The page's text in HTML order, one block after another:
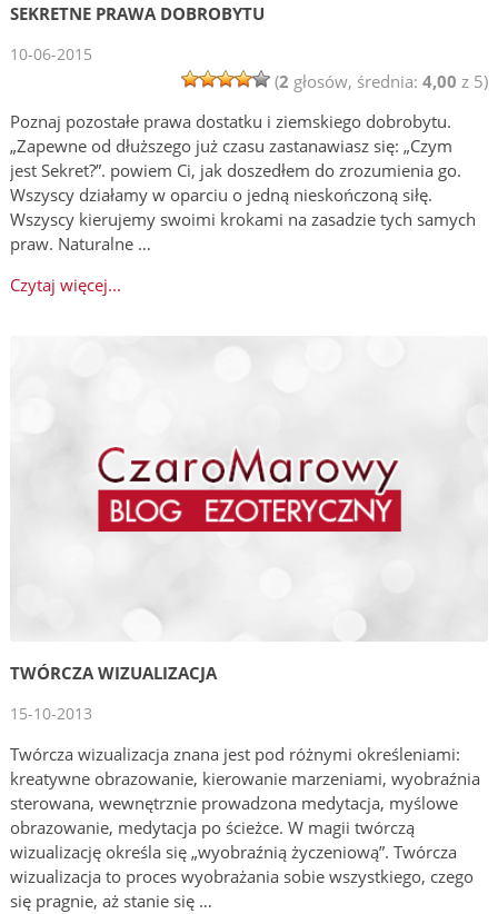
SEKRETNE PRAWA DOBROBYTU
10-06-2015
(2 głosów, średnia: 4,00 z 5)
Poznaj pozostałe prawa dostatku i ziemskiego dobrobytu.
„Zapewne od dłuższego już czasu zastanawiasz się: „Czym
jest Sekret?”. powiem Ci, jak doszedłem do zrozumienia go.
Wszyscy działamy w oparciu o jedną nieskończoną siłę.
Wszyscy kierujemy swoimi krokami na zasadzie tych samych
praw. Naturalne …
Czytaj więcej...
TWÓRCZA WIZUALIZACJA
15-10-2013
Twórcza wizualizacja znana jest pod różnymi określeniami:
kreatywne obrazowanie, kierowanie marzeniami, wyobraźnia
sterowana, wewnętrznie prowadzona medytacja, myślowe
obrazowanie, medytacja po ścieżce. W magii twórczą
wizualizację określa się „wyobraźnią życzeniową”. Twórcza
wizualizacja to proces wyobrażania sobie wszystkiego, czego
się pragnie, aż stanie się …